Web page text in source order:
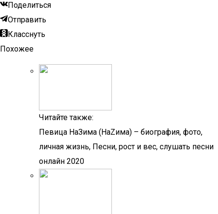
Поделиться
Отправить
Класснуть
Похожее
Читайте также:
Певица НаЗима (НаZима) – биография, фото,
личная жизнь, Песни, рост и вес, слушать песни
онлайн 2020